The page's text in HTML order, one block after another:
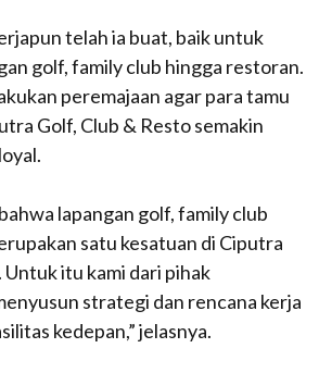
telah ia buat, baik untuk
golf, family club hingga restoran.
peremajaan agar para tamu
Golf, Club & Resto semakin
lapangan golf, family club
satu kesatuan di Ciputra
Untuk itu kami dari pihak
strategi dan rencana kerja
kedepan,” jelasnya.